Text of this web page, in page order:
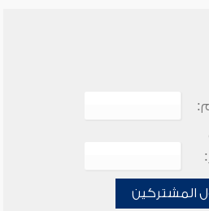
المشتركين